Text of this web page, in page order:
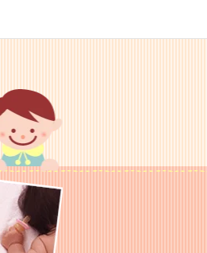
＆ぐっすりねんねで赤